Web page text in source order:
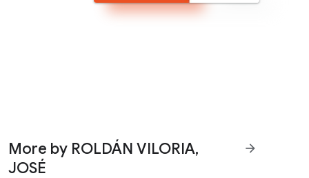
More by ROLDÁN VILORIA,
JOSÉ
arrow_forward